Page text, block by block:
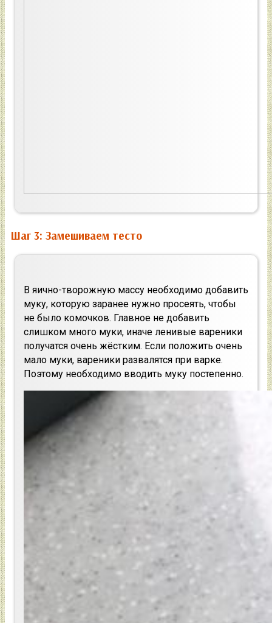
Шаг 3: Замешиваем тесто
В яично-творожную массу необходимо добавить
муку, которую заранее нужно просеять, чтобы
не было комочков. Главное не добавить
слишком много муки, иначе ленивые вареники
получатся очень жёстким. Если положить очень
мало муки, вареники развалятся при варке.
Поэтому необходимо вводить муку постепенно.